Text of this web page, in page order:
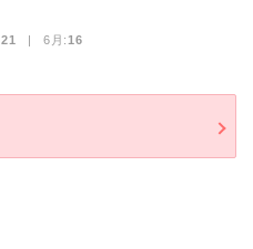
21 | 6月:16